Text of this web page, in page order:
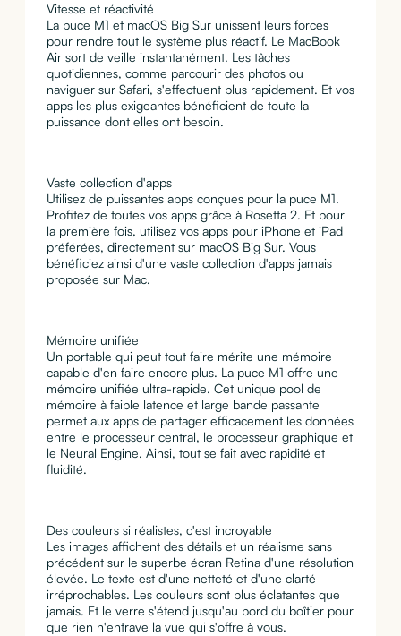
Vitesse et réactivité
La puce M1 et macOS Big Sur unissent leurs forces
pour rendre tout le système plus réactif. Le MacBook
Air sort de veille instantanément. Les tâches
quotidiennes, comme parcourir des photos ou
naviguer sur Safari, s'effectuent plus rapidement. Et vos
apps les plus exigeantes bénéficient de toute la
puissance dont elles ont besoin.
Vaste collection d'apps
Utilisez de puissantes apps conçues pour la puce M1.
Profitez de toutes vos apps grâce à Rosetta 2. Et pour
la première fois, utilisez vos apps pour iPhone et iPad
préférées, directement sur macOS Big Sur. Vous
bénéficiez ainsi d'une vaste collection d'apps jamais
proposée sur Mac.
Mémoire unifiée
Un portable qui peut tout faire mérite une mémoire
capable d'en faire encore plus. La puce M1 offre une
mémoire unifiée ultra-rapide. Cet unique pool de
mémoire à faible latence et large bande passante
permet aux apps de partager efficacement les données
entre le processeur central, le processeur graphique et
le Neural Engine. Ainsi, tout se fait avec rapidité et
fluidité.
Des couleurs si réalistes, c'est incroyable
Les images affichent des détails et un réalisme sans
précédent sur le superbe écran Retina d'une résolution
élevée. Le texte est d'une netteté et d'une clarté
irréprochables. Les couleurs sont plus éclatantes que
jamais. Et le verre s'étend jusqu'au bord du boîtier pour
que rien n'entrave la vue qui s'offre à vous.